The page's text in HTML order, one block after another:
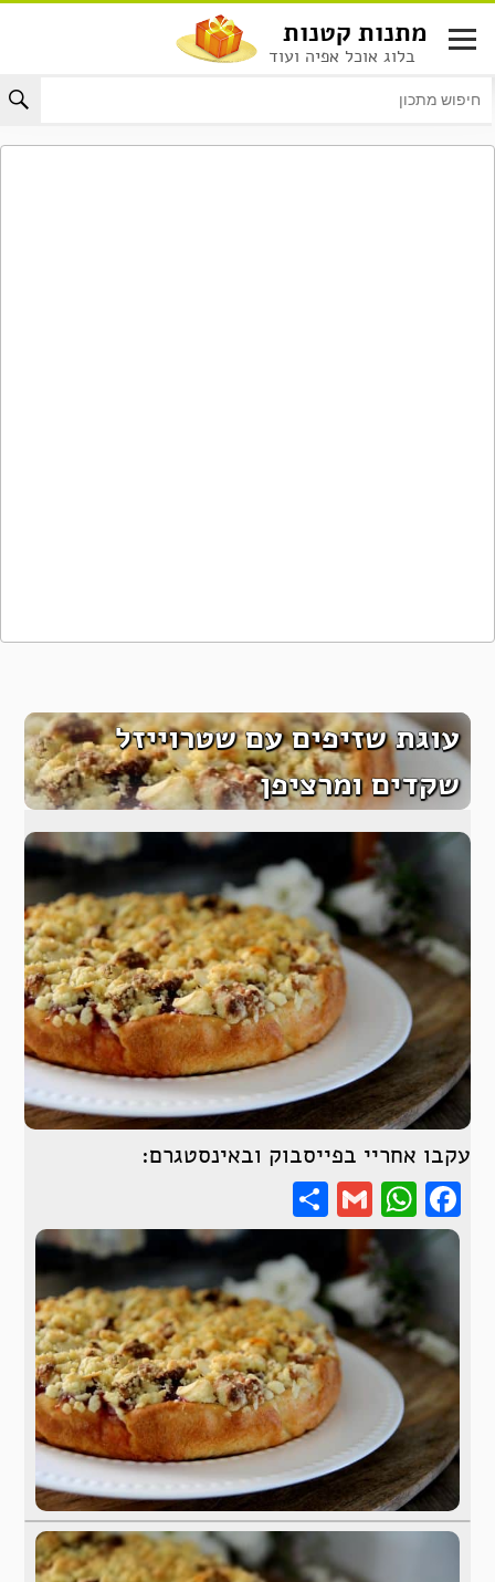
לתוכן
מתנות קטנות
בלוג אוכל אפיה ועוד
עוגת שזיפים עם שטרוייזל
שקדים ומרציפן
עקבו אחריי בפייסבוק ובאינסטגרם:
Facebook
WhatsApp
Gmail